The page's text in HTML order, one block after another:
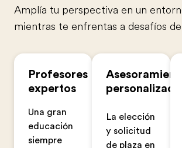
Amplía tu perspectiva en un
mientras te enfrentas a desafíos
Profesores
expertos
Una gran
educación
siempre
personalizado
La elección
y solicitud
de plaza en